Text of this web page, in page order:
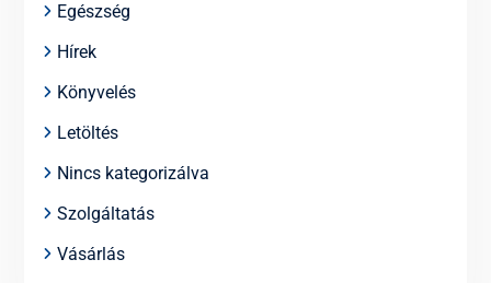
Egészség
Hírek
Könyvelés
Letöltés
Nincs kategorizálva
Szolgáltatás
Vásárlás